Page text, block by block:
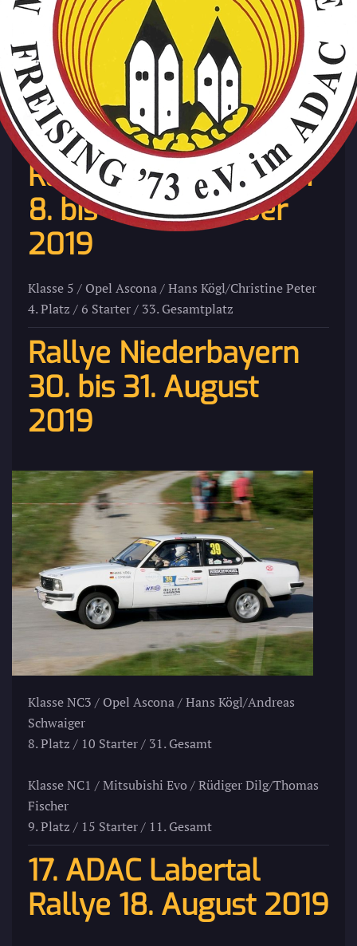
Zum Hauptinhalt springen
Die letzten Ergebnisse
Rallye Köln-Ahrweiler
8. bis 10. November
2019
Klasse 5 / Opel Ascona / Hans Kögl/Christine Peter
4. Platz / 6 Starter / 33. Gesamtplatz
Rallye Niederbayern
30. bis 31. August
2019
Klasse NC3 / Opel Ascona / Hans Kögl/Andreas
Schwaiger
8. Platz / 10 Starter / 31. Gesamt
Klasse NC1 / Mitsubishi Evo / Rüdiger Dilg/Thomas
Fischer
9. Platz / 15 Starter / 11. Gesamt
17. ADAC Labertal
Rallye 18. August 2019